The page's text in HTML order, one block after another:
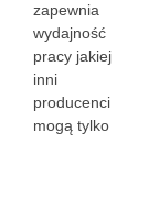
zapewnia
wydajność
pracy jakiej
inni
producenci
mogą tylko